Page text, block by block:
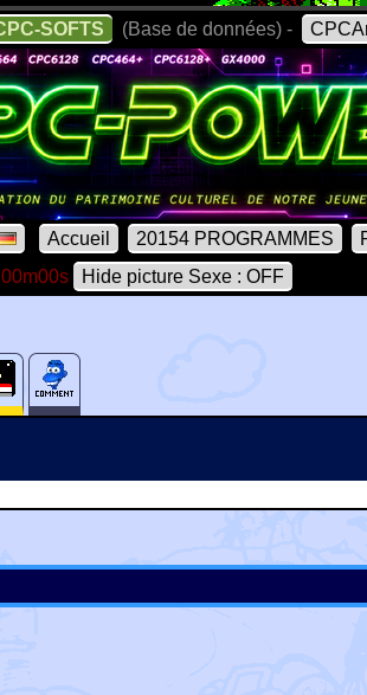
SOFTS (Base de données) -
Accueil 20154 PROGRAMMES
Hide picture Sexe : OFF